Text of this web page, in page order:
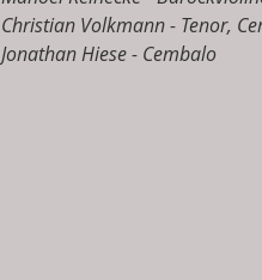
Christian Volkmann - Tenor,
Jonathan Hiese - Cembalo